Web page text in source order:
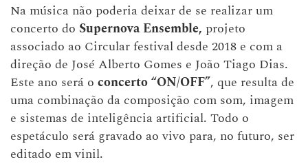
Na música não poderia deixar de se realizar um
concerto do Supernova Ensemble, projeto
associado ao Circular festival desde 2018 e com a
direção de José Alberto Gomes e João Tiago Dias.
Este ano será o concerto “ON/OFF”, que resulta de
uma combinação da composição com som, imagem
e sistemas de inteligência artificial. Todo o
espetáculo será gravado ao vivo para, no futuro, ser
editado em vinil.